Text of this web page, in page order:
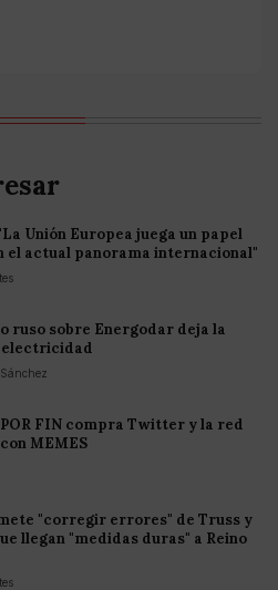
Unión Europea juega un papel
el actual panorama internacional"
ruso sobre Energodar deja la
electricidad
POR FIN compra Twitter y la red
MEMES
"corregir errores" de Truss y
llegan "medidas duras" a Reino